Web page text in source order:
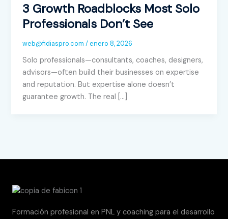
3 Growth Roadblocks Most Solo
Professionals Don’t See
web@fidiaspro.com/enero 8, 2026
Solo professionals—consultants, coaches, designers,
advisors—often build their businesses on expertise
and reputation. But expertise alone doesn’t
guarantee growth. The real […]
Formación profesional en PNL y coaching para el desarrollo